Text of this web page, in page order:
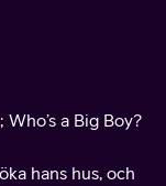
a Big Boy?
hans hus, och